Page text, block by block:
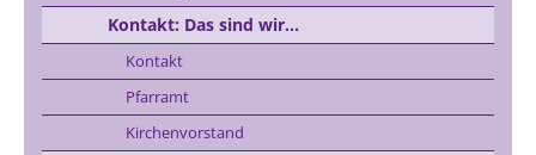
Kontakt: Das sind wir...
Kontakt
Pfarramt
Kirchenvorstand